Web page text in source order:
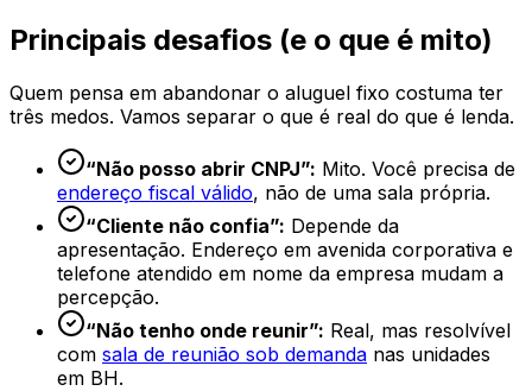
Principais desafios (e o que é mito)
Quem pensa em abandonar o aluguel fixo costuma ter
três medos. Vamos separar o que é real do que é lenda.
“Não posso abrir CNPJ”: Mito. Você precisa de
endereço fiscal válido, não de uma sala própria.
“Cliente não confia”: Depende da
apresentação. Endereço em avenida corporativa e
telefone atendido em nome da empresa mudam a
percepção.
“Não tenho onde reunir”: Real, mas resolvível
com sala de reunião sob demanda nas unidades
em BH.